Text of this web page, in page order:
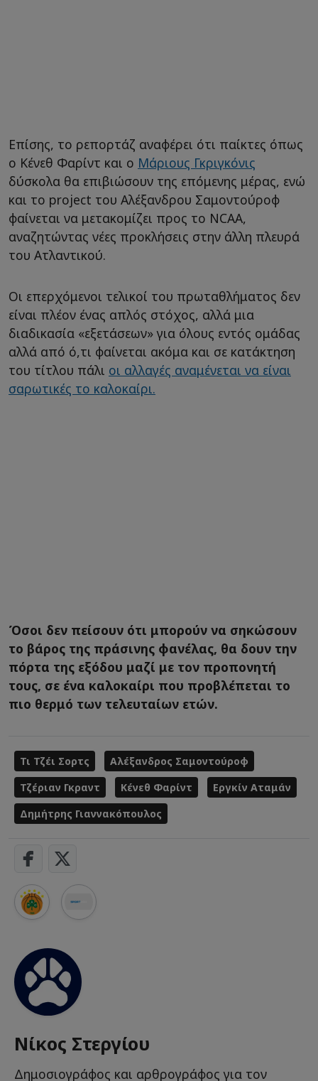
Επίσης, το ρεπορτάζ αναφέρει ότι παίκτες όπως
ο Κένεθ Φαρίντ και ο Μάριους Γκριγκόνις
δύσκολα θα επιβιώσουν της επόμενης μέρας, ενώ
και το project του Αλέξανδρου Σαμοντούροφ
φαίνεται να μετακομίζει προς το NCAA,
αναζητώντας νέες προκλήσεις στην άλλη πλευρά
του Ατλαντικού.
Οι επερχόμενοι τελικοί του πρωταθλήματος δεν
είναι πλέον ένας απλός στόχος, αλλά μια
διαδικασία «εξετάσεων» για όλους εντός ομάδας
αλλά από ό,τι φαίνεται ακόμα και σε κατάκτηση
του τίτλου πάλι οι αλλαγές αναμένεται να είναι
σαρωτικές το καλοκαίρι.
Όσοι δεν πείσουν ότι μπορούν να σηκώσουν
το βάρος της πράσινης φανέλας, θα δουν την
πόρτα της εξόδου μαζί με τον προπονητή
τους, σε ένα καλοκαίρι που προβλέπεται το
πιο θερμό των τελευταίων ετών.
Τι Τζέι Σορτς
Αλέξανδρος Σαμοντούροφ
Τζέριαν Γκραντ
Κένεθ Φαρίντ
Εργκίν Αταμάν
Δημήτρης Γιαννακόπουλος
Νίκος Στεργίου
Δημοσιογράφος και αρθρογράφος για τον